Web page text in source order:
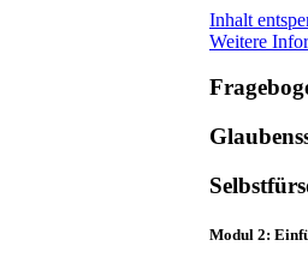
Inhalt
Weitere
Modul 2: